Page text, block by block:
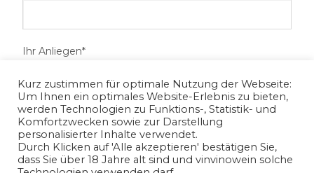
Ihr Anliegen*
Kurz zustimmen für optimale Nutzung der Webseite:
Um Ihnen ein optimales Website-Erlebnis zu bieten,
werden Technologien zu Funktions-, Statistik- und
Komfortzwecken sowie zur Darstellung
personalisierter Inhalte verwendet.
Durch Klicken auf 'Alle akzeptieren' bestätigen Sie,
dass Sie über 18 Jahre alt sind und vinvinowein solche